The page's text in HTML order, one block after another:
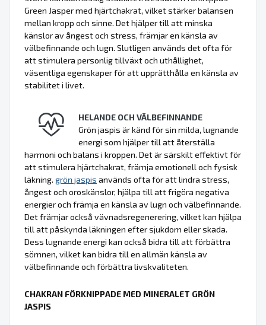
Green Jasper med hjärtchakrat, vilket stärker balansen
mellan kropp och sinne. Det hjälper till att minska
känslor av ångest och stress, främjar en känsla av
välbefinnande och lugn. Slutligen används det ofta för
att stimulera personlig tillväxt och uthållighet,
väsentliga egenskaper för att upprätthålla en känsla av
stabilitet i livet.
HELANDE OCH VÄLBEFINNANDE
Grön jaspis är känd för sin milda, lugnande
energi som hjälper till att återställa
harmoni och balans i kroppen. Det är särskilt effektivt för
att stimulera hjärtchakrat, främja emotionell och fysisk
läkning. grön jaspis används ofta för att lindra stress,
ångest och oroskänslor, hjälpa till att frigöra negativa
energier och främja en känsla av lugn och välbefinnande.
Det främjar också vävnadsregenerering, vilket kan hjälpa
till att påskynda läkningen efter sjukdom eller skada.
Dess lugnande energi kan också bidra till att förbättra
sömnen, vilket kan bidra till en allmän känsla av
välbefinnande och förbättra livskvaliteten.
CHAKRAN FÖRKNIPPADE MED MINERALET GRÖN
JASPIS